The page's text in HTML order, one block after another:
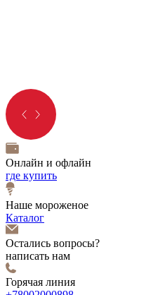
Онлайн и офлайн
где купить
Наше мороженое
Каталог
Остались вопросы?
написать нам
Горячая линия